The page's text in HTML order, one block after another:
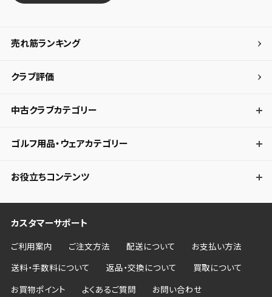
売れ筋ランキング
クラブ評価
中古クラブカテゴリー
ゴルフ用品・ウェアカテゴリー
お役立ちコンテンツ
カスタマーサポート
ご利用案内 ご注文方法 配送について お支払い方法
送料・手数料について 返品・交換について 買取について
お買物ポイント よくあるご質問 お問い合わせ